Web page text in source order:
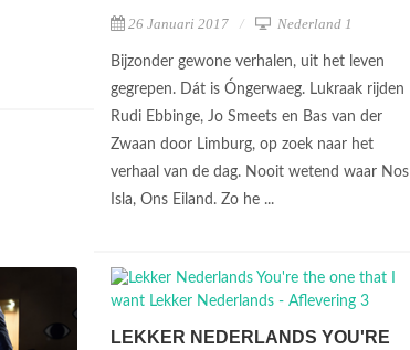
26 Januari 2017 Nederland 1
Bijzonder gewone verhalen, uit het leven
gegrepen. Dát is Óngerwaeg. Lukraak rijden
Rudi Ebbinge, Jo Smeets en Bas van der
Zwaan door Limburg, op zoek naar het
verhaal van de dag. Nooit wetend waar Nos
Isla, Ons Eiland. Zo he ...
LEKKER NEDERLANDS YOU'RE